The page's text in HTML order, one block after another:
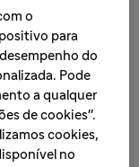
o
para
do
Pode
a qualquer
de cookies".
cookies,
no